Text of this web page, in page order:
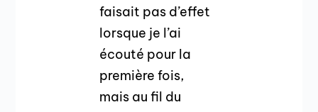
faisait pas d’effet
lorsque je l’ai
écouté pour la
première fois,
mais au fil du